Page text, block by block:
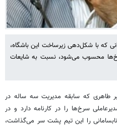
که با شکل‌دهی زیرساخت این باشگاه،
محسوب می‌شود، نسبت به شایعات
طاهری که سابقه مدیریت سه ساله در
سرخ‌ها را در کارنامه دارد و در
را این تیم پشت سر می‌گذاشت،